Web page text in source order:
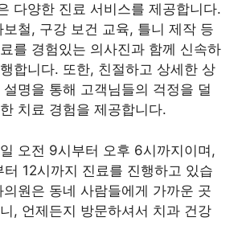
다양한 진료 서비스를 제공합니다.
철, 구강 보건 교육, 틀니 제작 등
를 경험있는 의사진과 함께 신속하
합니다. 또한, 친절하고 상세한 상
명을 통해 고객님들의 걱정을 덜
치료 경험을 제공합니다.
오전 9시부터 오후 6시까지이며,
터 12시까지 진료를 진행하고 있습
원은 동네 사람들에게 가까운 곳
, 언제든지 방문하셔서 치과 건강